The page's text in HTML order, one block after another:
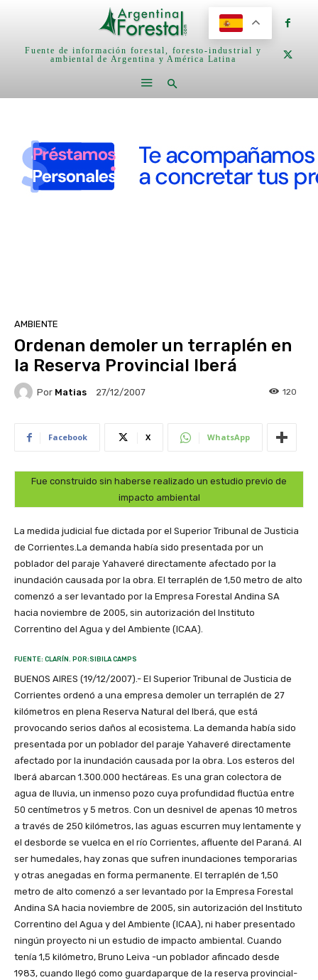
Fuente de información forestal, foresto-industrial y
ambiental de Argentina y América Latina
AMBIENTE
Ordenan demoler un terraplén en
la Reserva Provincial Iberá
Por Matias 27/12/2007 120
Facebook X WhatsApp
Fue construido sin haberse realizado un estudio previo de
impacto ambiental
La medida judicial fue dictada por el Superior Tribunal de Justicia
de Corrientes.La demanda había sido presentada por un
poblador del paraje Yahaveré directamente afectado por la
inundación causada por la obra. El terraplén de 1,50 metro de alto
comenzó a ser levantado por la Empresa Forestal Andina SA
hacia noviembre de 2005, sin autorización del Instituto
Correntino del Agua y del Ambiente (ICAA).
FUENTE: CLARÍN. POR:SIBILA CAMPS
BUENOS AIRES (19/12/2007).- El Superior Tribunal de Justicia de
Corrientes ordenó a una empresa demoler un terraplén de 27
kilómetros en plena Reserva Natural del Iberá, que está
provocando serios daños al ecosistema. La demanda había sido
presentada por un poblador del paraje Yahaveré directamente
afectado por la inundación causada por la obra. Los esteros del
Iberá abarcan 1.300.000 hectáreas. Es una gran colectora de
agua de lluvia, un inmenso pozo cuya profundidad fluctúa entre
50 centímetros y 5 metros. Con un desnivel de apenas 10 metros
a través de 250 kilómetros, las aguas escurren muy lentamente y
el desborde se vuelca en el río Corrientes, afluente del Paraná. Al
ser humedales, hay zonas que sufren inundaciones temporarias
y otras anegadas en forma permanente. El terraplén de 1,50
metro de alto comenzó a ser levantado por la Empresa Forestal
Andina SA hacia noviembre de 2005, sin autorización del Instituto
Correntino del Agua y del Ambiente (ICAA), ni haber presentado
ningún proyecto ni un estudio de impacto ambiental. Cuando
tenía 1,5 kilómetro, Bruno Leiva -un poblador afincado desde
1983, cuando llegó como guardaparque de la reserva provincial-